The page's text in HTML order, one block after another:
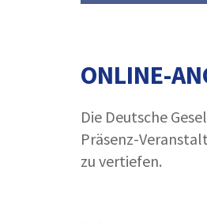
ONLINE-
Die Deutsche
Präsenz-
zu vertiefen.